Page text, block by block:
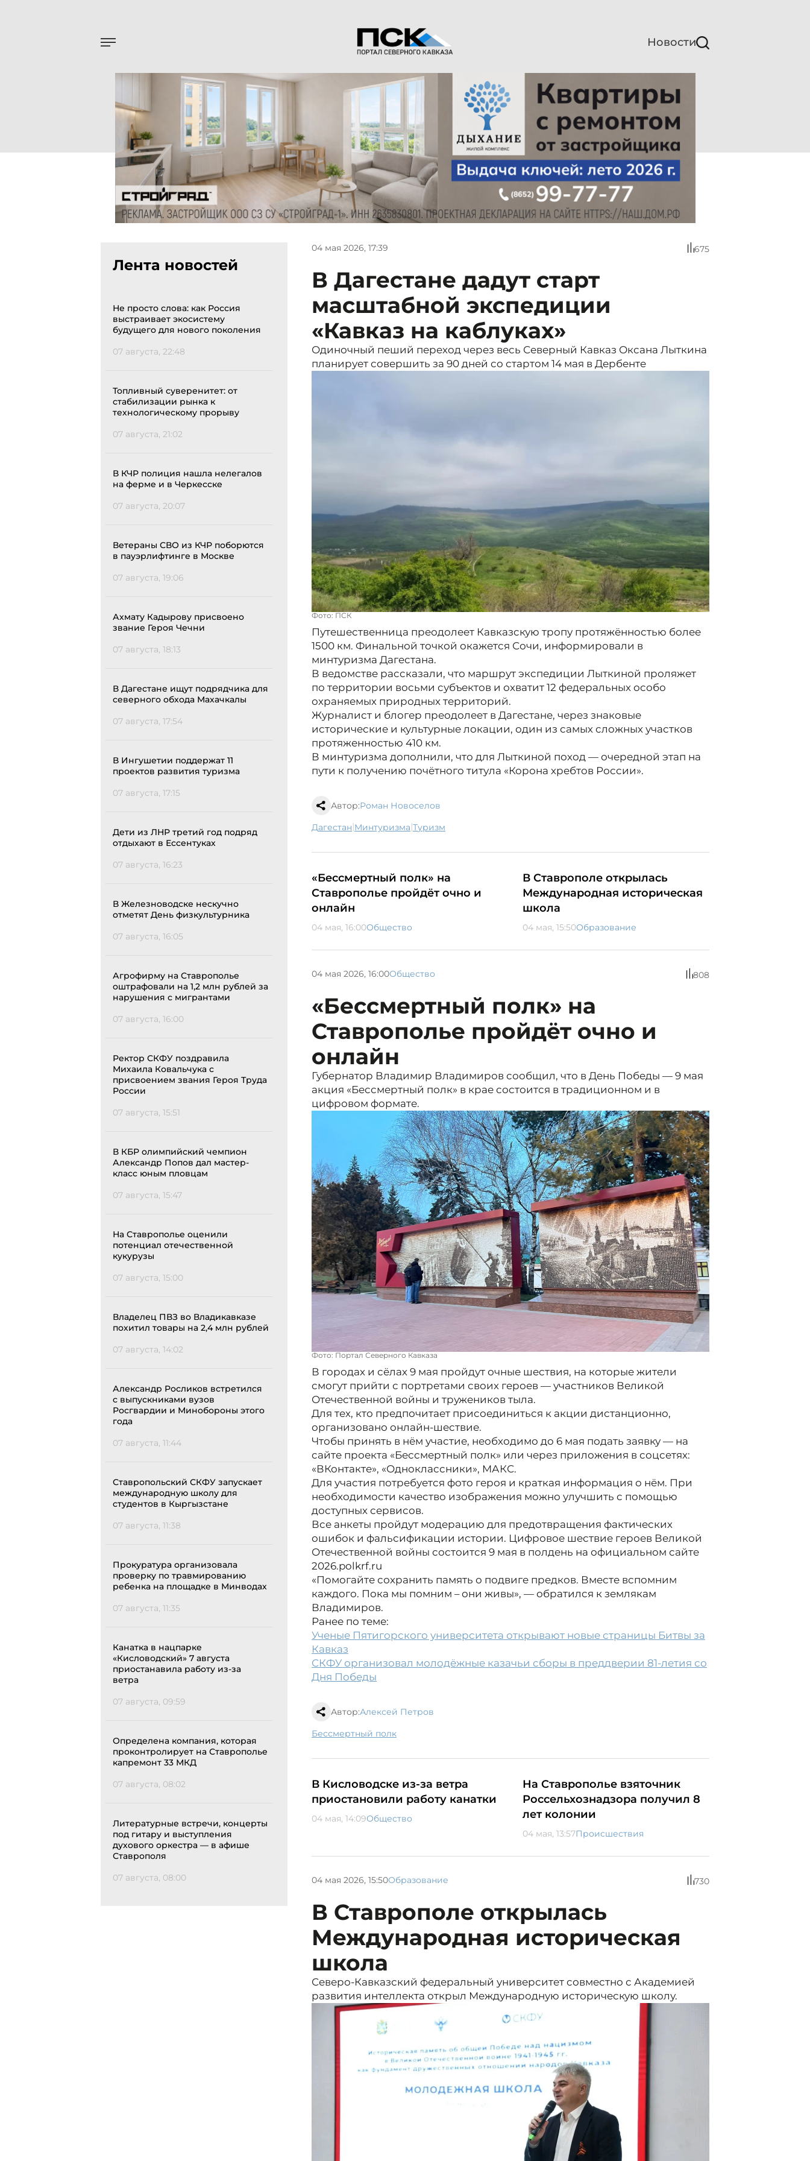
Новости
Лента новостей
Не просто слова: как Россия
выстраивает экосистему
будущего для нового поколения
07 августа, 22:48
Топливный суверенитет: от
стабилизации рынка к
технологическому прорыву
07 августа, 21:02
В КЧР полиция нашла нелегалов
на ферме и в Черкесске
07 августа, 20:07
Ветераны СВО из КЧР поборются
в пауэрлифтинге в Москве
07 августа, 19:06
Ахмату Кадырову присвоено
звание Героя Чечни
07 августа, 18:13
В Дагестане ищут подрядчика для
северного обхода Махачкалы
07 августа, 17:54
В Ингушетии поддержат 11
проектов развития туризма
07 августа, 17:15
Дети из ЛНР третий год подряд
отдыхают в Ессентуках
07 августа, 16:23
В Железноводске нескучно
отметят День физкультурника
07 августа, 16:05
Агрофирму на Ставрополье
оштрафовали на 1,2 млн рублей за
нарушения с мигрантами
07 августа, 16:00
Ректор СКФУ поздравила
Михаила Ковальчука с
присвоением звания Героя Труда
России
07 августа, 15:51
В КБР олимпийский чемпион
Александр Попов дал мастер-
класс юным пловцам
07 августа, 15:47
На Ставрополье оценили
потенциал отечественной
кукурузы
07 августа, 15:00
Владелец ПВЗ во Владикавказе
похитил товары на 2,4 млн рублей
07 августа, 14:02
Александр Росликов встретился
с выпускниками вузов
Росгвардии и Минобороны этого
года
07 августа, 11:44
Ставропольский СКФУ запускает
международную школу для
студентов в Кыргызстане
07 августа, 11:38
Прокуратура организовала
проверку по травмированию
ребенка на площадке в Минводах
07 августа, 11:35
Канатка в нацпарке
«Кисловодский» 7 августа
приостанавила работу из-за
ветра
07 августа, 09:59
Определена компания, которая
проконтролирует на Ставрополье
капремонт 33 МКД
07 августа, 08:02
Литературные встречи, концерты
под гитару и выступления
духового оркестра — в афише
Ставрополя
07 августа, 08:00
04 мая 2026, 17:39 675
В Дагестане дадут старт
масштабной экспедиции
«Кавказ на каблуках»
Одиночный пеший переход через весь Северный Кавказ Оксана Лыткина
планирует совершить за 90 дней со стартом 14 мая в Дербенте
Фото: ПСК
Путешественница преодолеет Кавказскую тропу протяжённостью более
1500 км. Финальной точкой окажется Сочи, информировали в
минтуризма Дагестана.
В ведомстве рассказали, что маршрут экспедиции Лыткиной проляжет
по территории восьми субъектов и охватит 12 федеральных особо
охраняемых природных территорий.
Журналист и блогер преодолеет в Дагестане, через знаковые
исторические и культурные локации, один из самых сложных участков
протяженностью 410 км.
В минтуризма дополнили, что для Лыткиной поход — очередной этап на
пути к получению почётного титула «Корона хребтов России».
Автор:Роман Новоселов
Дагестан| Минтуризма| туризм
«Бессмертный полк» на
Ставрополье пройдёт очно и
онлайн
04 мая, 16:00Общество
В Ставрополе открылась
Международная историческая
школа
04 мая, 15:50Образование
04 мая 2026, 16:00Общество 808
«Бессмертный полк» на
Ставрополье пройдёт очно и
онлайн
Губернатор Владимир Владимиров сообщил, что в День Победы — 9 мая
акция «Бессмертный полк» в крае состоится в традиционном и в
цифровом формате.
Фото: Портал Северного Кавказа
В городах и сёлах 9 мая пройдут очные шествия, на которые жители
смогут прийти с портретами своих героев — участников Великой
Отечественной войны и тружеников тыла.
Для тех, кто предпочитает присоединиться к акции дистанционно,
организовано онлайн-шествие.
Чтобы принять в нём участие, необходимо до 6 мая подать заявку — на
сайте проекта «Бессмертный полк» или через приложения в соцсетях:
«ВКонтакте», «Одноклассники», МАКС.
Для участия потребуется фото героя и краткая информация о нём. При
необходимости качество изображения можно улучшить с помощью
доступных сервисов.
Все анкеты пройдут модерацию для предотвращения фактических
ошибок и фальсификации истории. Цифровое шествие героев Великой
Отечественной войны состоится 9 мая в полдень на официальном сайте
2026.polkrf.ru
«Помогайте сохранить память о подвиге предков. Вместе вспомним
каждого. Пока мы помним – они живы», — обратился к землякам
Владимиров.
Ранее по теме:
Ученые Пятигорского университета открывают новые страницы Битвы за
Кавказ
СКФУ организовал молодёжные казачьи сборы в преддверии 81-летия со
Дня Победы
Автор:Алексей Петров
Бессмертный полк
В Кисловодске из-за ветра
приостановили работу канатки
04 мая, 14:09Общество
На Ставрополье взяточник
Россельхознадзора получил 8
лет колонии
04 мая, 13:57Происшествия
04 мая 2026, 15:50Образование 730
В Ставрополе открылась
Международная историческая
школа
Северо-Кавказский федеральный университет совместно с Академией
развития интеллекта открыл Международную историческую школу.